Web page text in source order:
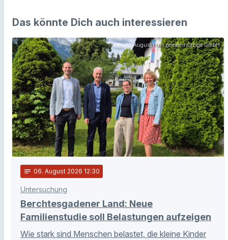
Das könnte Dich auch interessieren
Augustinum gemeinnützige GmbH
notes 06. August 2026 12:30
Untersuchung
Berchtesgadener Land: Neue
Familienstudie soll Belastungen aufzeigen
Wie stark sind Menschen belastet, die kleine Kinder